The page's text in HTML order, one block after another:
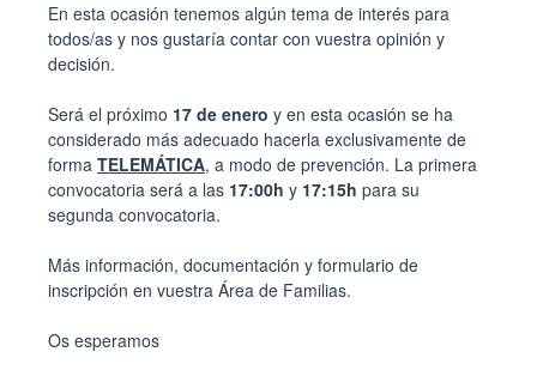
En esta ocasión tenemos algún tema de interés para
todos/as y nos gustaría contar con vuestra opinión y
decisión.
Será el próximo 17 de enero y en esta ocasión se ha
considerado más adecuado hacerla exclusivamente de
forma TELEMÁTICA, a modo de prevención. La primera
convocatoria será a las 17:00h y 17:15h para su
segunda convocatoria.
Más información, documentación y formulario de
inscripción en vuestra Área de Familias.
Os esperamos